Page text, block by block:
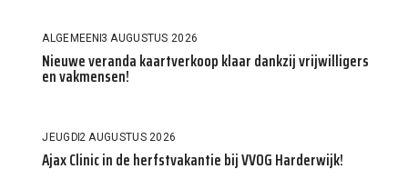
ALGEMEEN3 AUGUSTUS 2026
Nieuwe veranda kaartverkoop klaar dankzij vrijwilligers
en vakmensen!
JEUGD2 AUGUSTUS 2026
Ajax Clinic in de herfstvakantie bij VVOG Harderwijk!